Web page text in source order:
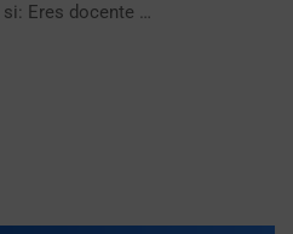
Eres docente …